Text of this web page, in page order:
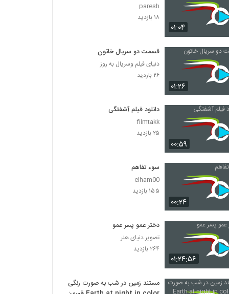
۰۱:۰۴
paresh
۱۸ بازدید
۰۱:۲۶
قسمت دو سریال خاتون
دنیای فیلم وسریال به روز
۲۶ بازدید
۰۰:۵۹
دانلود فیلم آشفتگی
filmtakk
۲۵ بازدید
۰۰:۲۴
سوء تفاهم
elham00
۱۵۵ بازدید
۰۱:۲۴:۵۶
دختر عمو پسر عمو
تصویر دنیای هنر
۲۶۴ بازدید
مستند زمین در شب به صورت رنگی